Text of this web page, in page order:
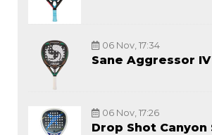
06 Nov, 17:34
Sane Aggressor
06 Nov, 17:26
Drop Shot Canyon